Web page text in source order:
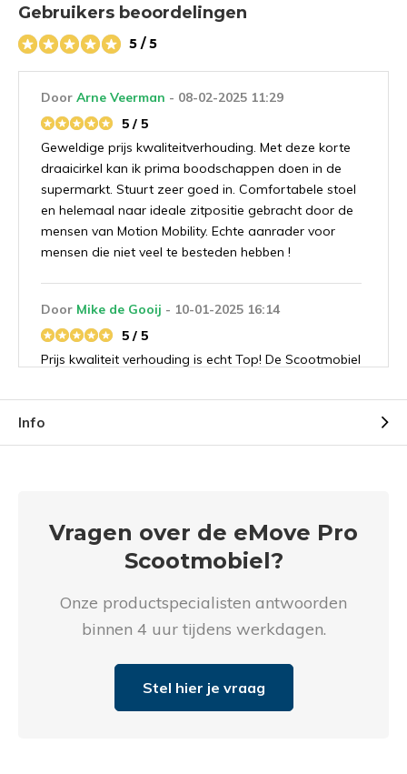
Gebruikers beoordelingen
5 / 5
Door Arne Veerman - 08-02-2025 11:29
5 / 5
Geweldige prijs kwaliteitverhouding. Met deze korte
draaicirkel kan ik prima boodschappen doen in de
supermarkt. Stuurt zeer goed in. Comfortabele stoel
en helemaal naar ideale zitpositie gebracht door de
mensen van Motion Mobility. Echte aanrader voor
mensen die niet veel te besteden hebben !
Door Mike de Gooij - 10-01-2025 16:14
5 / 5
Prijs kwaliteit verhouding is echt Top! De Scootmobiel
korte draaicirkel. Met de zomervakantie gaat hij uit
elkaar en mee op vakantie wat echt een grote
pluspunt is ten opzicht van andere 12 km/u modellen.
Info
Vragen over de eMove Pro
Scootmobiel?
Onze productspecialisten antwoorden
binnen 4 uur tijdens werkdagen.
Stel hier je vraag